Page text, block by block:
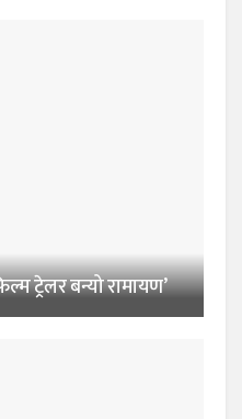
ट्रेलर बन्यो रामायण’